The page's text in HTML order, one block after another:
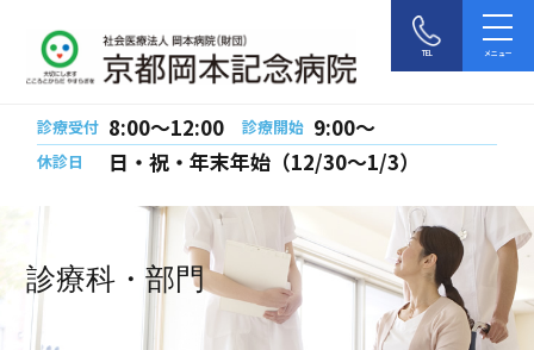
メニュー
TEL
診療受付 8:00〜12:00 診療開始 9:00〜
休診日 日・祝・年末年始（12/30～1/3）
診療科・部門